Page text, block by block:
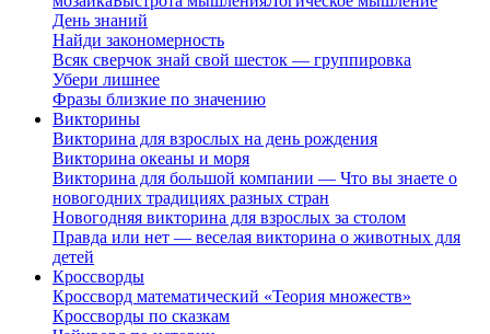
День знаний
Найди закономерность
Всяк сверчок знай свой шесток — группировка
Убери лишнее
Фразы близкие по значению
Викторины
Викторина для взрослых на день рождения
Викторина океаны и моря
Викторина для большой компании — Что вы знаете о
новогодних традициях разных стран
Новогодняя викторина для взрослых за столом
Правда или нет — веселая викторина о животных для
детей
Кроссворды
Кроссворд математический «Теория множеств»
Кроссворды по сказкам